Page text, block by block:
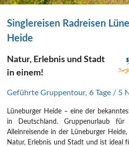
Singlereisen Radreisen
Heide
Natur, Erlebnis und Stadt
in einem!
Geführte Gruppentour, 6 Tage / 5
Lüneburger Heide – eine der
in Deutschland. Gruppenurlaub für
Alleinreisende in der Lüneburger
Natur, Erlebnis und Stadt und ist ideal